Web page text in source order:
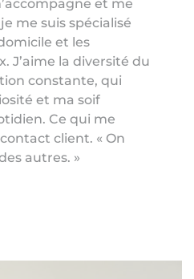
et me
me suis spécialisé
et les
J’aime la diversité du
constante, qui
et ma soif
Ce qui me
client. « On
autres. »